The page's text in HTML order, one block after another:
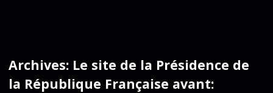
Archives: Le site de la Présidence de
la République Française avant: